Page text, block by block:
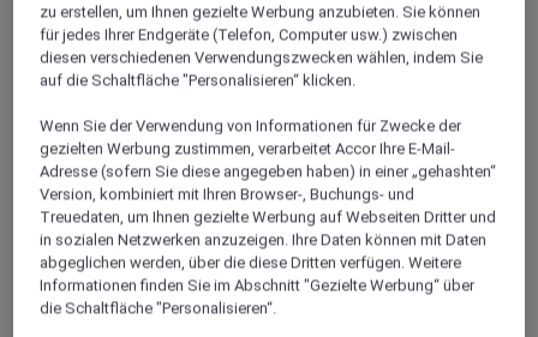
zu erstellen, um Ihnen gezielte Werbung anzubieten. Sie können
für jedes Ihrer Endgeräte (Telefon, Computer usw.) zwischen
diesen verschiedenen Verwendungszwecken wählen, indem Sie
auf die Schaltfläche "Personalisieren“ klicken.
Wenn Sie der Verwendung von Informationen für Zwecke der
gezielten Werbung zustimmen, verarbeitet Accor Ihre E-Mail-
Adresse (sofern Sie diese angegeben haben) in einer „gehashten“
Version, kombiniert mit Ihren Browser-, Buchungs- und
Treuedaten, um Ihnen gezielte Werbung auf Webseiten Dritter und
in sozialen Netzwerken anzuzeigen. Ihre Daten können mit Daten
abgeglichen werden, über die diese Dritten verfügen. Weitere
Informationen finden Sie im Abschnitt "Gezielte Werbung“ über
die Schaltfläche "Personalisieren“.